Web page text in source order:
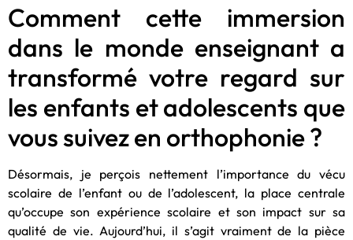
Comment cette immersion
dans le monde enseignant a
transformé votre regard sur
les enfants et adolescents que
vous suivez en orthophonie ?
Désormais, je perçois nettement l’importance du vécu
scolaire de l’enfant ou de l’adolescent, la place centrale
qu’occupe son expérience scolaire et son impact sur sa
qualité de vie. Aujourd’hui, il s’agit vraiment de la pièce